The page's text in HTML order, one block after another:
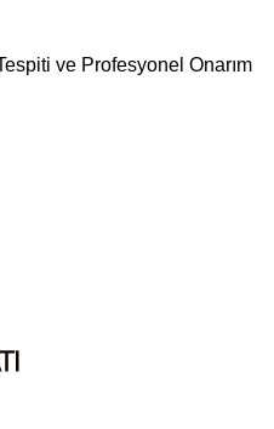
ve Profesyonel Onarım